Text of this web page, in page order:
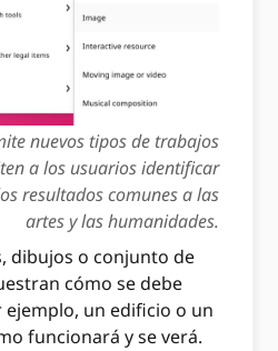
nuevos tipos de trabajos
a los usuarios identificar
resultados comunes a las
artes y las humanidades.
dibujos o conjunto de
cómo se debe
ejemplo, un edificio o un
funcionará y se verá.